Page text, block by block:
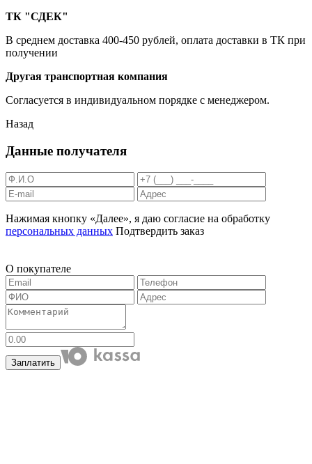
ТК "СДЕК"
В среднем доставка 400-450 рублей, оплата доставки в ТК при
получении
Другая транспортная компания
Согласуется в индивидуальном порядке с менеджером.
Назад
Данные получателя
Нажимая кнопку «Далее», я даю согласие на обработку
персональных данных Подтвердить заказ
О покупателе
Заплатить